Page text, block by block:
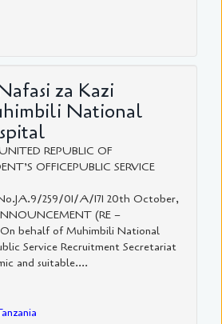
za Kazi
National
REPUBLIC OF
OFFICEPUBLIC SERVICE
259/01/A/171 20th October,
(RE –
behalf of Muhimbili National
Service Recruitment Secretariat
and suitable....